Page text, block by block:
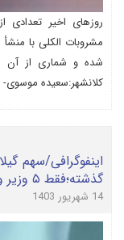
روزهای اخیر تعدادی
مشروبات الکلی با
شده و شماری از آن
کلانشهر:سعیده موسوی-
گذشته؛فقط ۵ وزیر و ۱۰ معاون وزیر
14 شهریور 1403